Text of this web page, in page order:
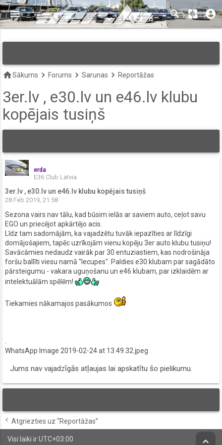
keyboard_arrow_down
menu search pages account_circle
homeSākums keyboard_arrow_right Forums keyboard_arrow_right Sarunas keyboard_arrow_right Reportāžas
3er.lv , e30.lv un e46.lv klubu
kopējais tusiņš
erda
E36 Club Latvia
3er.lv , e30.lv un e46.lv klubu kopējais tusiņš
28 Feb 2019, 21:58
Sezona vairs nav tālu, kad būsim ielās ar saviem auto, ceļot savu
EGO un priecējot apkārtējo acis.
Līdz tam sadomājām, ka vajadzētu tuvāk iepazīties ar līdzīgi
domājošajiem, tapēc uzrīkojām vienu kopēju 3er auto klubu tusiņu!
Savācāmies nedaudz vairāk par 30 entuziastiem, kas nodrošināja
foršu ballīti viesu namā "Iecupes". Paldies e30 klubam par sagādāto
pārsteigumu - vakara uguņošanu un e46 klubam, par izklaidēm ar
intelektuālām spēlēm!
Tiekamies nākamajos pasākumos
WhatsApp Image 2019-02-24 at 13.49.32.jpeg
Jums nav vajadzīgās atļaujas lai apskatītu šo pielikumu.
Atgriezties uz “Reportāžas”
Visi laiki irUTC+03:00 keyboard_arrow_up